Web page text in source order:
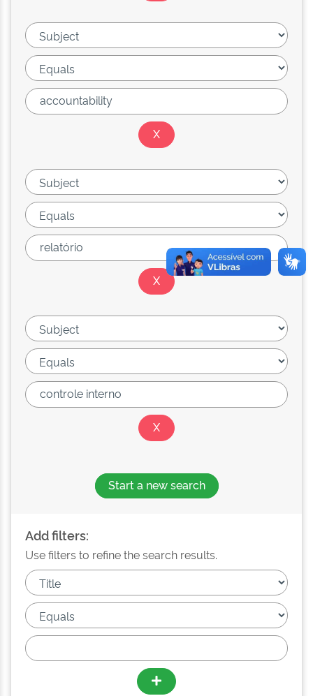
Start a new search
Add filters:
Use filters to refine the search results.